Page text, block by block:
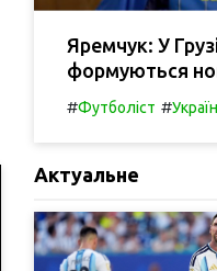
Яремчук: У
формуються
#Футболіст #
Актуальне